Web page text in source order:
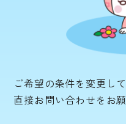
ご希望の条件を変更し
直接お問い合わせをお